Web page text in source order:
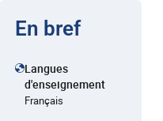
En bref
Langues
d'enseignement
Français